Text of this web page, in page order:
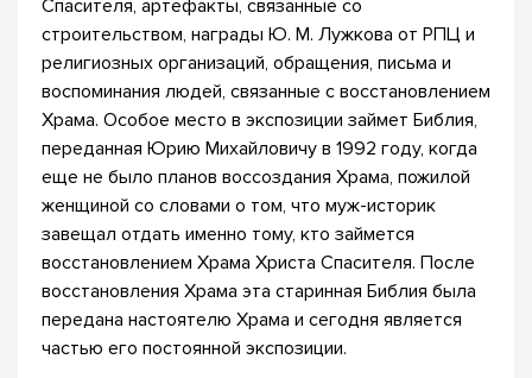
Спасителя, артефакты, связанные со
строительством, награды Ю. М. Лужкова от РПЦ и
религиозных организаций, обращения, письма и
воспоминания людей, связанные с восстановлением
Храма. Особое место в экспозиции займет Библия,
переданная Юрию Михайловичу в 1992 году, когда
еще не было планов воссоздания Храма, пожилой
женщиной со словами о том, что муж-историк
завещал отдать именно тому, кто займется
восстановлением Храма Христа Спасителя. После
восстановления Храма эта старинная Библия была
передана настоятелю Храма и сегодня является
частью его постоянной экспозиции.